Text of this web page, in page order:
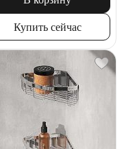
Купить сейчас